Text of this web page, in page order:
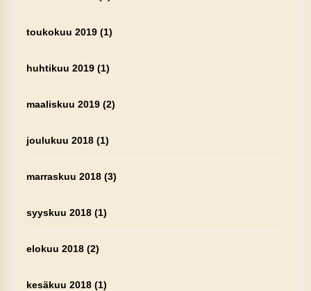
toukokuu 2019(1)
huhtikuu 2019(1)
maaliskuu 2019(2)
joulukuu 2018(1)
marraskuu 2018(3)
syyskuu 2018(1)
elokuu 2018(2)
kesäkuu 2018(1)